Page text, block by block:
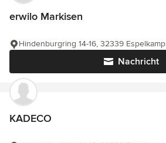
erwilo Markisen
Nachricht
Hindenburgring 14-16, 32339 Espelkamp
KADECO